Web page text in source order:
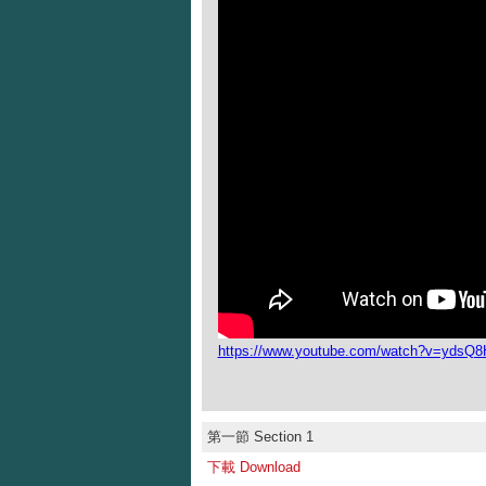
https://www.youtube.com/
第一節 Section 1
下載 Download